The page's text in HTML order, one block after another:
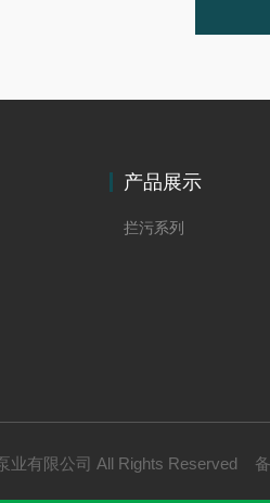
产品展示
拦污系列
业有限公司 All Rights Reserved